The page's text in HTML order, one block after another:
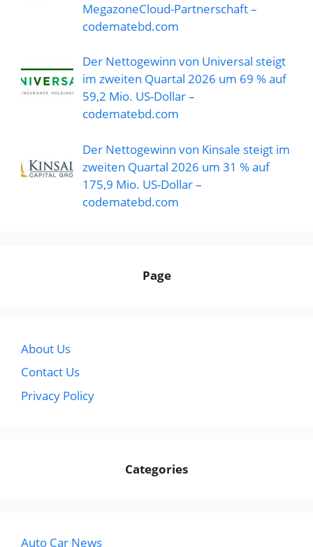
MegazoneCloud-Partnerschaft –
codematebd.com
Der Nettogewinn von Universal steigt
im zweiten Quartal 2026 um 69 % auf
59,2 Mio. US-Dollar –
codematebd.com
Der Nettogewinn von Kinsale steigt im
zweiten Quartal 2026 um 31 % auf
175,9 Mio. US-Dollar –
codematebd.com
Page
About Us
Contact Us
Privacy Policy
Categories
Auto Car News